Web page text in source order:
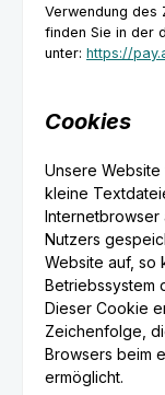
Verwendung des
finden Sie in der
unter: https://
Cookies
Unsere
kleine
Internetbrowser
Nutzers
Website auf, so
Betriebssystem
Dieser Cookie
Zeichenfolge,
Browsers beim
ermöglicht.